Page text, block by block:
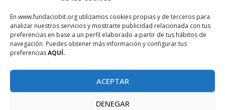
En www.fundaciobit.org utilizamos cookies propias y de terceros para
analizar nuestros servicios y mostrarte publicidad relacionada con tus
preferencias en base a un perfil elaborado a partir de tus hábitos de
navegación. Puedes obtener más información y configurar tus
preferenciasAQUÍ.
ACEPTAR
DENEGAR
CENTREBIT CENTREBIT MENORCA